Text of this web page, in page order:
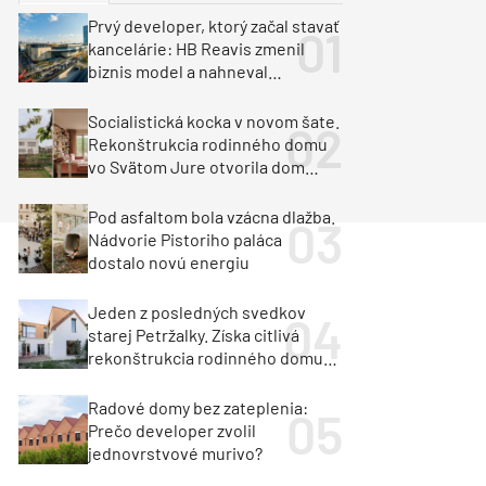
Klimatizácia a vetranie
Milan Murcka
Prvý developer, ktorý začal stavať
kancelárie: HB Reavis zmenil
biznis model a nahneval
Socialistická kocka v novom šate.
Rekonštrukcia rodinného domu
vo Svätom Jure otvorila dom
Pod asfaltom bola vzácna dlažba.
Nádvorie Pistoriho paláca
dostalo novú energiu
Jeden z posledných svedkov
starej Petržalky. Získa citlivá
rekonštrukcia rodinného domu
Radové domy bez zateplenia:
Prečo developer zvolil
jednovrstvové murivo?